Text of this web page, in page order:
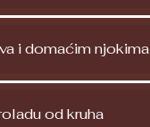
i domaćim njokima
od kruha